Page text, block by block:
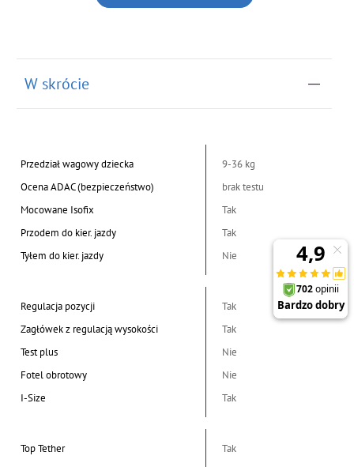
W skrócie
Przedział wagowy dziecka
9-36 kg
Ocena ADAC (bezpieczeństwo)
brak testu
Mocowane Isofix
Tak
Przodem do kier. jazdy
Tak
Tyłem do kier. jazdy
Nie
Regulacja pozycji
Tak
Zagłówek z regulacją wysokości
Tak
Test plus
Nie
Fotel obrotowy
Nie
I-Size
Tak
Top Tether
Tak